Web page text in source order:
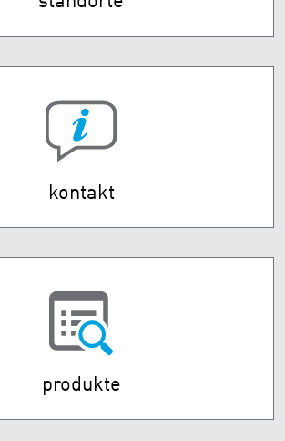
kontakt
produkte